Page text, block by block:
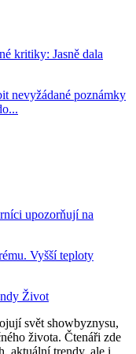
kritiky: Jasně dala
nevyžádané poznámky
upozorňují na
Vyšší teploty
Život
svět showbyznysu,
života. Čtenáři zde
aktuální trendy, ale i